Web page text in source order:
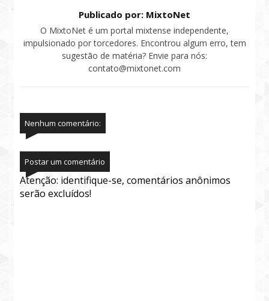
Publicado por: MixtoNet
O MixtoNet é um portal mixtense independente,
impulsionado por torcedores. Encontrou algum erro, tem
sugestão de matéria? Envie para nós:
contato@mixtonet.com
Nenhum comentário:
Postar um comentário
Atenção: identifique-se, comentários anônimos
serão excluídos!